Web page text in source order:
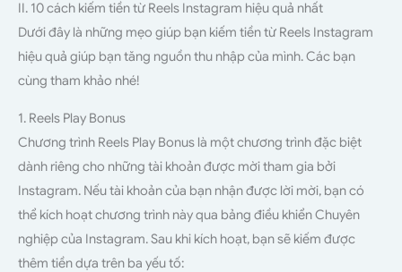
II. 10 cách kiếm tiền từ Reels Instagram hiệu quả nhất
Dưới đây là những mẹo giúp bạn kiếm tiền từ Reels Instagram
hiệu quả giúp bạn tăng nguồn thu nhập của mình. Các bạn
cùng tham khảo nhé!
1. Reels Play Bonus
Chương trình Reels Play Bonus là một chương trình đặc biệt
dành riêng cho những tài khoản được mời tham gia bởi
Instagram. Nếu tài khoản của bạn nhận được lời mời, bạn có
thể kích hoạt chương trình này qua bảng điều khiển Chuyên
nghiệp của Instagram. Sau khi kích hoạt, bạn sẽ kiếm được
thêm tiền dựa trên ba yếu tố: